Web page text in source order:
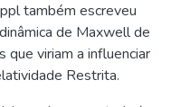
também escreveu
de Maxwell de
que viriam a influenciar
Restrita.